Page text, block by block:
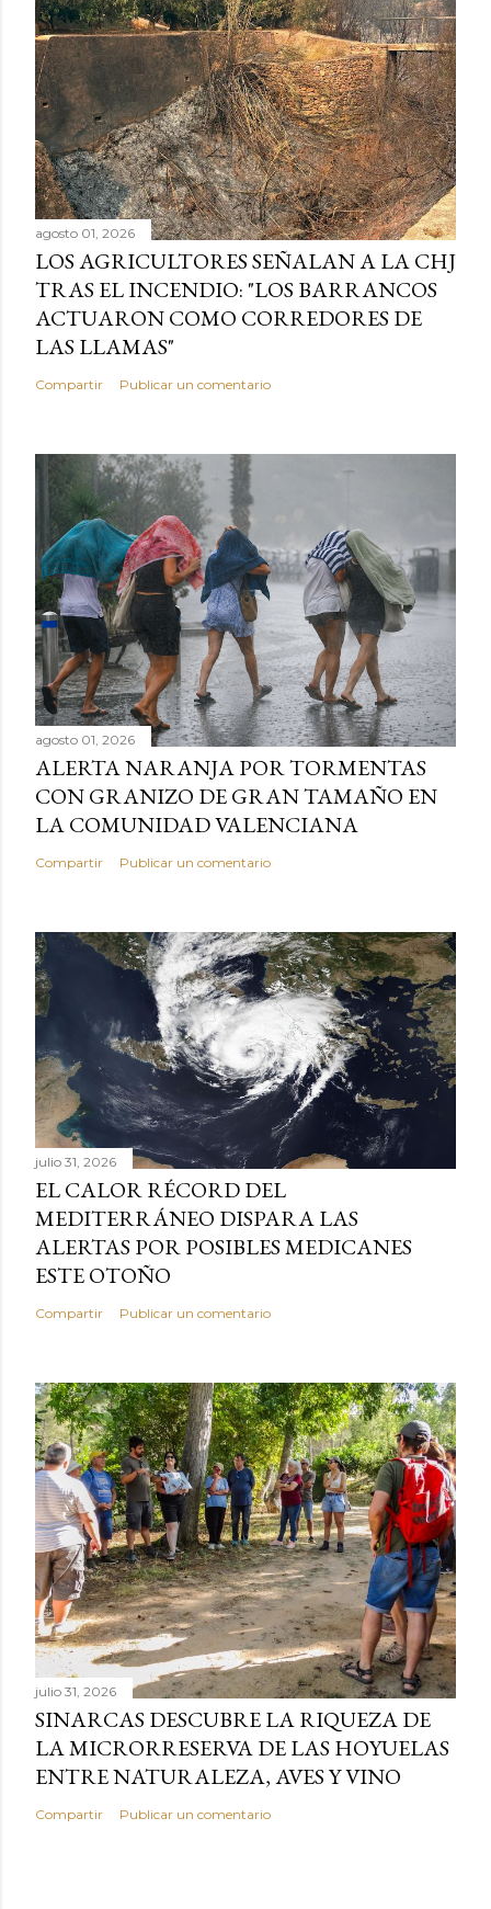
agosto 01, 2026
LOS AGRICULTORES SEÑALAN A LA CHJ
TRAS EL INCENDIO: "LOS BARRANCOS
ACTUARON COMO CORREDORES DE
LAS LLAMAS"
Compartir Publicar un comentario
agosto 01, 2026
ALERTA NARANJA POR TORMENTAS
CON GRANIZO DE GRAN TAMAÑO EN
LA COMUNIDAD VALENCIANA
Compartir Publicar un comentario
julio 31, 2026
EL CALOR RÉCORD DEL
MEDITERRÁNEO DISPARA LAS
ALERTAS POR POSIBLES MEDICANES
ESTE OTOÑO
Compartir Publicar un comentario
julio 31, 2026
SINARCAS DESCUBRE LA RIQUEZA DE
LA MICRORRESERVA DE LAS HOYUELAS
ENTRE NATURALEZA, AVES Y VINO
Compartir Publicar un comentario